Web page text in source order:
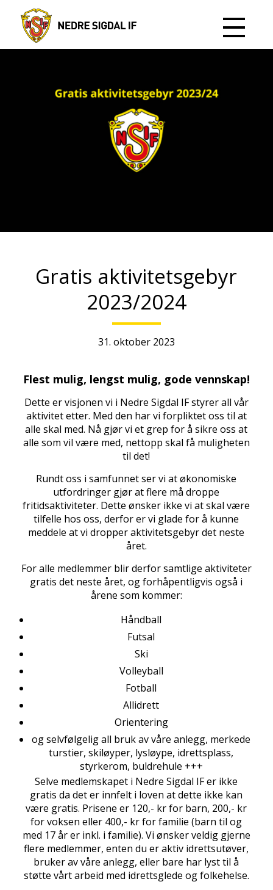
Gratis aktivitetsgebyr
2023/2024
31. oktober 2023
Flest mulig, lengst mulig, gode vennskap!
Dette er visjonen vi i Nedre Sigdal IF styrer all vår
aktivitet etter. Med den har vi forpliktet oss til at
alle skal med. Nå gjør vi et grep for å sikre oss at
alle som vil være med, nettopp skal få muligheten
til det!
Rundt oss i samfunnet ser vi at økonomiske
utfordringer gjør at flere må droppe
fritidsaktiviteter. Dette ønsker ikke vi at skal være
tilfelle hos oss, derfor er vi glade for å kunne
meddele at vi dropper aktivitetsgebyr det neste
året.
For alle medlemmer blir derfor samtlige aktiviteter
gratis det neste året, og forhåpentligvis også i
årene som kommer:
Håndball
Futsal
Ski
Volleyball
Fotball
Allidrett
Orientering
og selvfølgelig all bruk av våre anlegg, merkede
turstier, skiløyper, lysløype, idrettsplass,
styrkerom, buldrehule +++
Selve medlemskapet i Nedre Sigdal IF er ikke
gratis da det er innfelt i loven at dette ikke kan
være gratis. Prisene er 120,- kr for barn, 200,- kr
for voksen eller 400,- kr for familie (barn til og
med 17 år er inkl. i familie). Vi ønsker veldig gjerne
flere medlemmer, enten du er aktiv idrettsutøver,
bruker av våre anlegg, eller bare har lyst til å
støtte vårt arbeid med idrettsglede og folkehelse.